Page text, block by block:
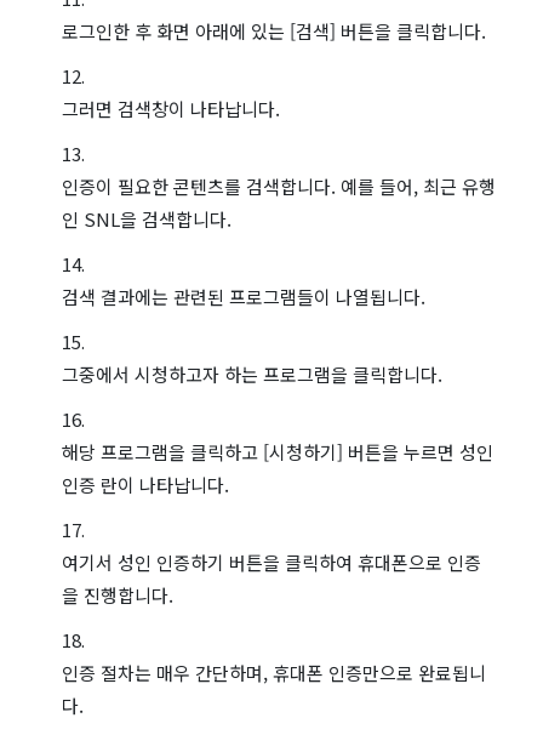
로그인한 후 화면 아래에 있는 [검색] 버튼을 클릭합니다.
그러면 검색창이 나타납니다.
인증이 필요한 콘텐츠를 검색합니다. 예를 들어, 최근 유행
인 SNL을 검색합니다.
검색 결과에는 관련된 프로그램들이 나열됩니다.
그중에서 시청하고자 하는 프로그램을 클릭합니다.
해당 프로그램을 클릭하고 [시청하기] 버튼을 누르면 성인
인증 란이 나타납니다.
여기서 성인 인증하기 버튼을 클릭하여 휴대폰으로 인증
을 진행합니다.
인증 절차는 매우 간단하며, 휴대폰 인증만으로 완료됩니
다.